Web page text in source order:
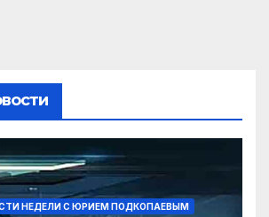
НЕДЕЛИ С ЮРИЕМ ПОДКОПАЕВЫМ